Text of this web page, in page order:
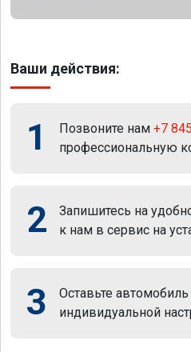
Ваши действия:
1 Позвоните нам +7
профессиональную
2
Запишитесь на
к нам в сервис на
3
Оставьте
индивидуальной